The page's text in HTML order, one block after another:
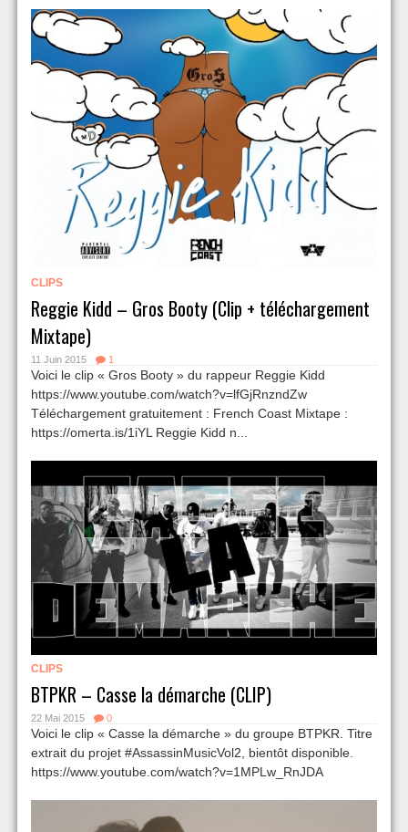
CLIPS
Reggie Kidd – Gros Booty (Clip + téléchargement
Mixtape)
11 Juin 2015 1
Voici le clip « Gros Booty » du rappeur Reggie Kidd
https://www.youtube.com/watch?v=lfGjRnzndZw
Téléchargement gratuitement : French Coast Mixtape :
https://omerta.is/1iYL Reggie Kidd n...
CLIPS
BTPKR – Casse la démarche (CLIP)
22 Mai 2015 0
Voici le clip « Casse la démarche » du groupe BTPKR. Titre
extrait du projet #AssassinMusicVol2, bientôt disponible.
https://www.youtube.com/watch?v=1MPLw_RnJDA